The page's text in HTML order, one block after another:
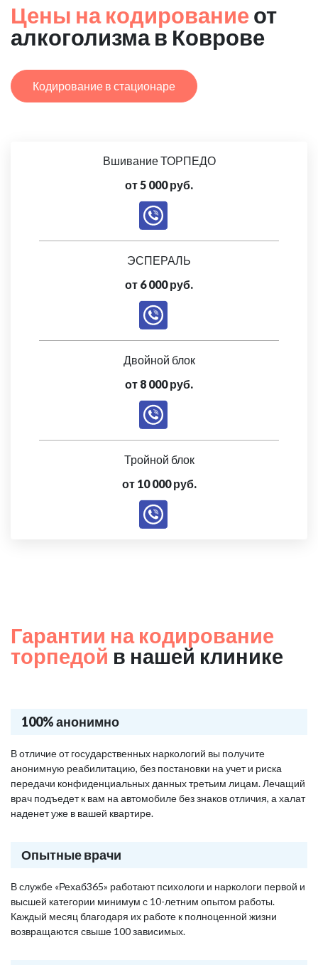
Цены на кодирование от
алкоголизма в Коврове
Кодирование в стационаре
Вшивание ТОРПЕДО
от 5 000 руб.
ЭСПЕРАЛЬ
от 6 000 руб.
Двойной блок
от 8 000 руб.
Тройной блок
от 10 000 руб.
Гарантии на кодирование
торпедой в нашей клинике
100% анонимно
В отличие от государственных наркологий вы получите
анонимную реабилитацию, без постановки на учет и риска
передачи конфиденциальных данных третьим лицам. Лечащий
врач подъедет к вам на автомобиле без знаков отличия, а халат
наденет уже в вашей квартире.
Опытные врачи
В службе «Рехаб365» работают психологи и наркологи первой и
высшей категории минимум с 10-летним опытом работы.
Каждый месяц благодаря их работе к полноценной жизни
возвращаются свыше 100 зависимых.